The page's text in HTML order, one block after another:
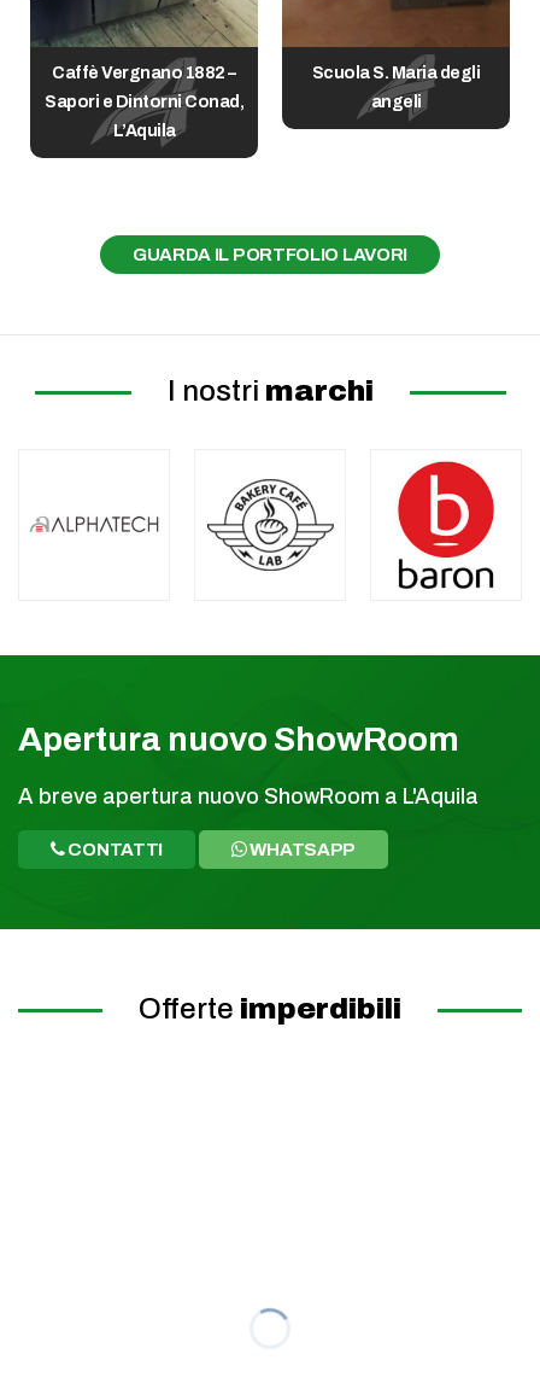
Caffè Vergnano 1882 –
Sapori e Dintorni Conad,
L’Aquila
Scuola S. Maria degli
angeli
GUARDA IL PORTFOLIO LAVORI
I nostri marchi
Apertura nuovo ShowRoom
A breve apertura nuovo ShowRoom a L'Aquila
CONTATTI WHATSAPP
Offerte imperdibili